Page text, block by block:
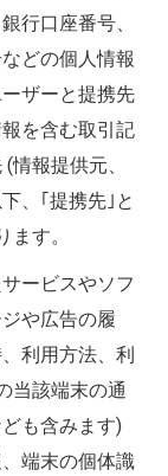
行口座番号、
どの個人情報
ザーと提携先
を含む取引記
報提供元、
、｢提携先｣と
す。
ービスやソフ
や広告の履
利用方法、利
当該端末の通
も含みます)
端末の個体識